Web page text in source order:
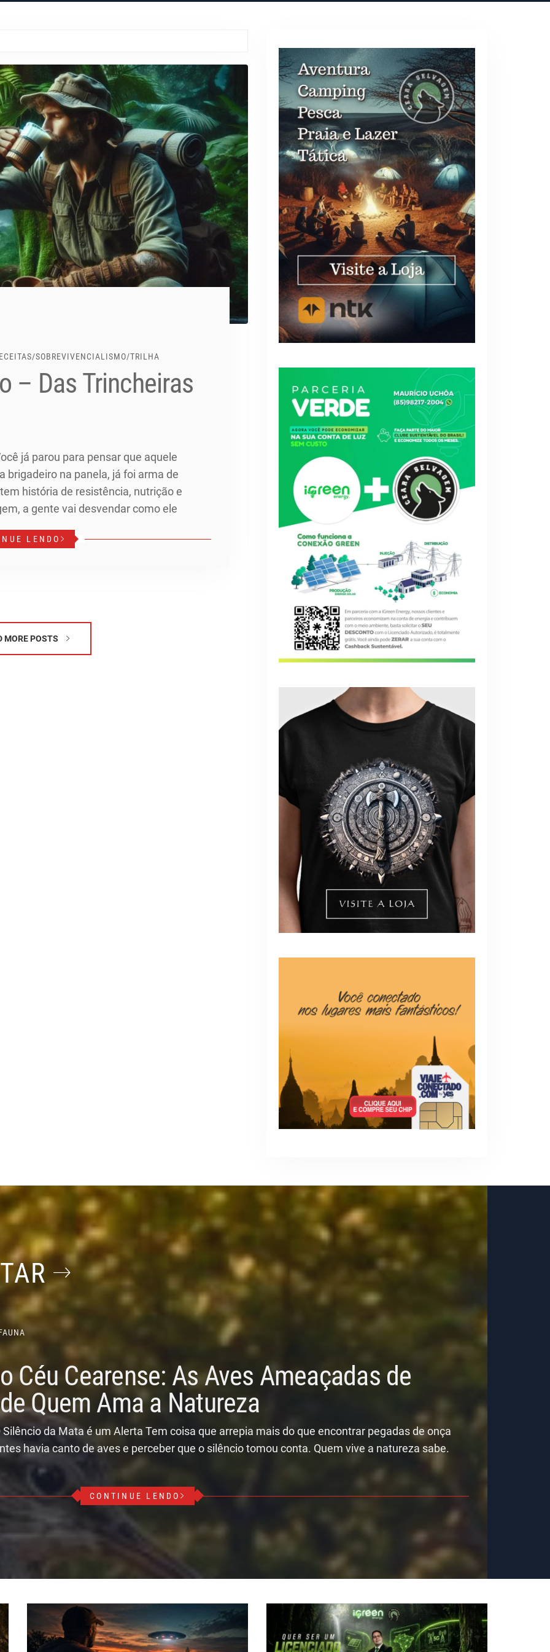
/SOBREVIVENCIALISMO/TRILHA
– Das Trincheiras
já parou para pensar que aquele
brigadeiro na panela, já foi arma de
história de resistência, nutrição e
a gente vai desvendar como ele
LENDO
MORE POSTS
Céu Cearense: As Aves Ameaçadas de
Quem Ama a Natureza
da Mata é um Alerta Tem coisa que arrepia mais do que encontrar pegadas de onça
havia canto de aves e perceber que o silêncio tomou conta. Quem vive a natureza sabe.
CONTINUE LENDO